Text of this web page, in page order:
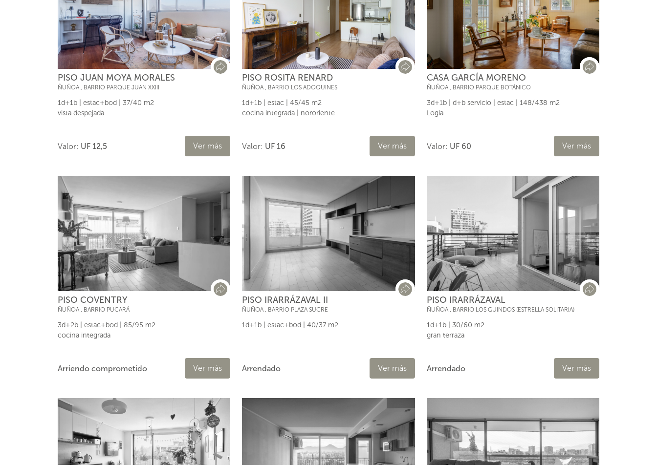
PISO JUAN MOYA MORALES
ÑUÑOA , BARRIO PARQUE JUAN XXIII
1d+1b | estac+bod | 37/40 m2
vista despejada
Valor: UF 12,5 Ver más
PISO ROSITA RENARD
ÑUÑOA , BARRIO LOS ADOQUINES
1d+1b | estac | 45/45 m2
cocina integrada | nororiente
Valor: UF 16 Ver más
CASA GARCÍA MORENO
ÑUÑOA, BARRIO PARQUE BOTÁNICO
3d+1b | d+b servicio | estac | 148/438 m2
Logia
Valor: UF 60 Ver más
PISO COVENTRY
ÑUÑOA , BARRIO PUCARÁ
3d+2b | estac+bod | 85/95 m2
cocina integrada
Arriendo comprometido Ver más
PISO IRARRÁZAVAL II
ÑUÑOA , BARRIO PLAZA SUCRE
1d+1b | estac+bod | 40/37 m2
Arrendado Ver más
PISO IRARRÁZAVAL
ÑUÑOA, BARRIO LOS GUINDOS (ESTRELLA SOLITARIA)
1d+1b | 30/60 m2
gran terraza
Arrendado Ver más